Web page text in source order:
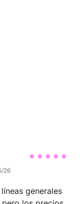
26
generales